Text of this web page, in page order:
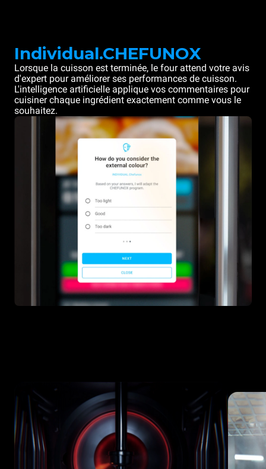
Individual.CHEFUNOX
Lorsque la cuisson est terminée, le four attend votre avis
d'expert pour améliorer ses performances de cuisson.
L'intelligence artificielle applique vos commentaires pour
cuisiner chaque ingrédient exactement comme vous le
souhaitez.